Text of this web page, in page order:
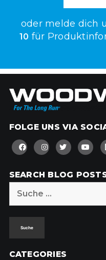
oder melde dich
10 für
FOLGE UNS VIA
SEARCH BLOG
CATEGORIES